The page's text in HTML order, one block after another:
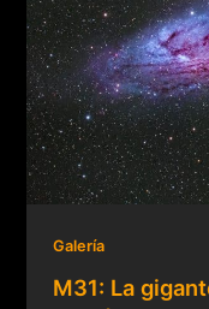
Galería
M31: La